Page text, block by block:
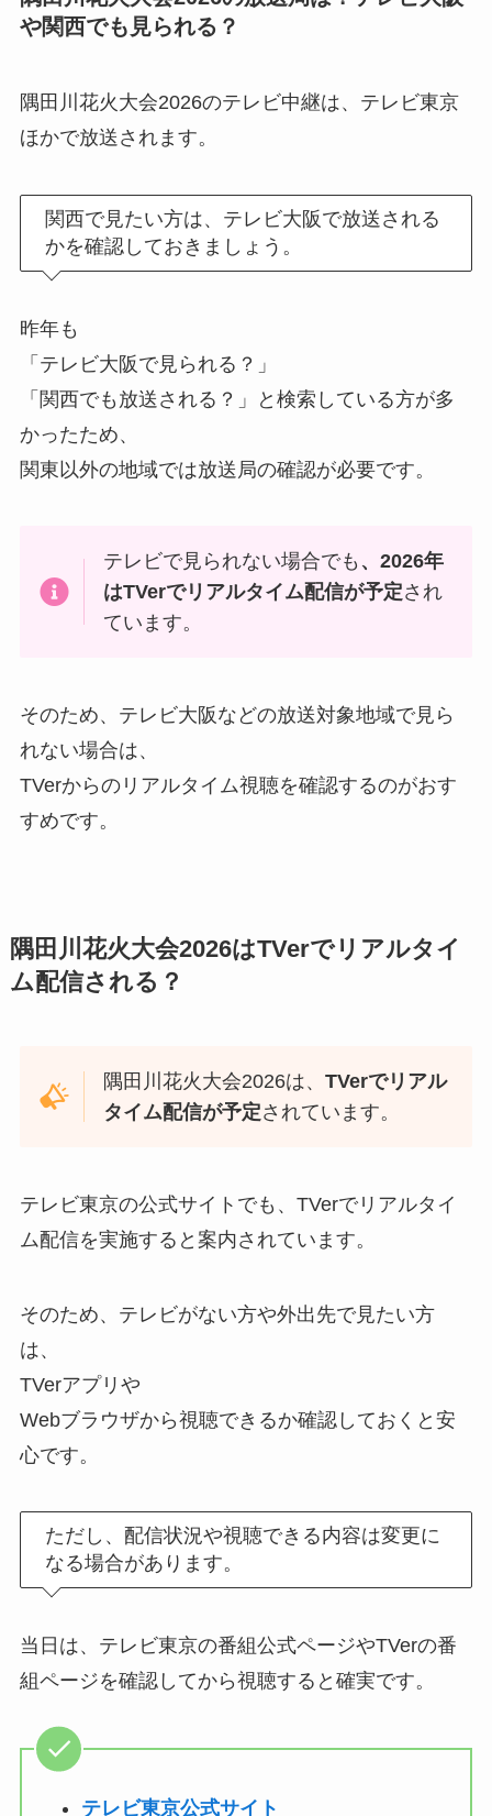
や関西でも見られる？
隅田川花火大会2026のテレビ中継は、テレビ東京
ほかで放送されます。
関西で見たい方は、テレビ大阪で放送される
かを確認しておきましょう。
昨年も
「テレビ大阪で見られる？」
「関西でも放送される？」と検索している方が多
かったため、
関東以外の地域では放送局の確認が必要です。
テレビで見られない場合でも 、2026年
はTVerでリアルタイム配信が予定され
ています。
そのため、テレビ大阪などの放送対象地域で見ら
れない場合は、
TVerからのリアルタイム視聴を確認するのがおす
すめです。
隅田川花火大会2026はTVerでリアルタイ
ム配信される？
隅田川花火大会2026は、TVerでリアル
タイム配信が予定されています。
テレビ東京の公式サイトでも、TVerでリアルタイ
ム配信を実施すると案内されています。
そのため、テレビがない方や外出先で見たい方
は、
TVerアプリや
Webブラウザから視聴できるか確認しておくと安
心です。
ただし、配信状況や視聴できる内容は変更に
なる場合があります。
当日は、テレビ東京の番組公式ページやTVerの番
組ページを確認してから視聴すると確実です。
テレビ東京公式サイト